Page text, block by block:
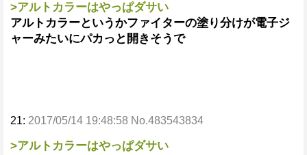
>アルトカラーはやっぱダサい
アルトカラーというかファイターの塗り分けが電子ジ
ャーみたいにパカっと開きそうで
21: 2017/05/14 19:48:58 No.483543834
>アルトカラーはやっぱダサい